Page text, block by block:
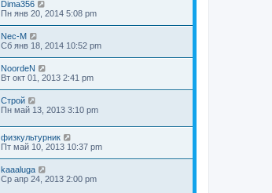
Dima356
Пн янв 20, 2014 5:08 pm
Nec-M
Сб янв 18, 2014 10:52 pm
NoordeN
Вт окт 01, 2013 2:41 pm
Строй
Пн май 13, 2013 3:10 pm
физкультурник
Пт май 10, 2013 10:37 pm
kaaaluga
Ср апр 24, 2013 2:00 pm